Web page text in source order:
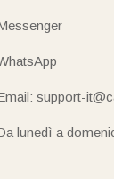
support-
lunedì a